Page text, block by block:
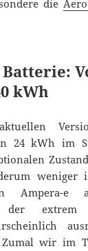
die
kWh
24 kWh im
weniger
Ampera-e
extrem
Zumal wir im